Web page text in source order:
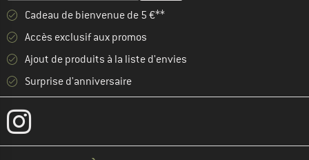
Cadeau de bienvenue de 5 €**
Accès exclusif aux promos
Ajout de produits à la liste d'envies
Surprise d'anniversaire